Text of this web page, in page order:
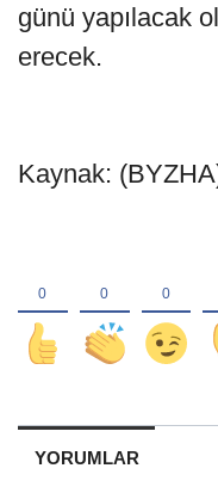
günü yapılacak
erecek.
Kaynak:
YORUMLAR